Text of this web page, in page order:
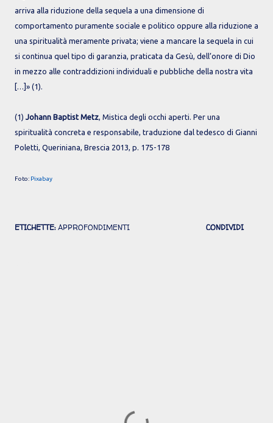
arriva alla riduzione della sequela a una dimensione di
comportamento puramente sociale e politico oppure alla riduzione a
una spiritualità meramente privata; viene a mancare la sequela in cui
si continua quel tipo di garanzia, praticata da Gesù, dell’onore di Dio
in mezzo alle contraddizioni individuali e pubbliche della nostra vita
[…]» (1).
(1) Johann Baptist Metz , Mistica degli occhi aperti. Per una
spiritualità concreta e responsabile, traduzione dal tedesco di Gianni
Poletti, Queriniana, Brescia 2013, p. 175-178
Foto: Pixabay
ETICHETTE: APPROFONDIMENTI CONDIVIDI